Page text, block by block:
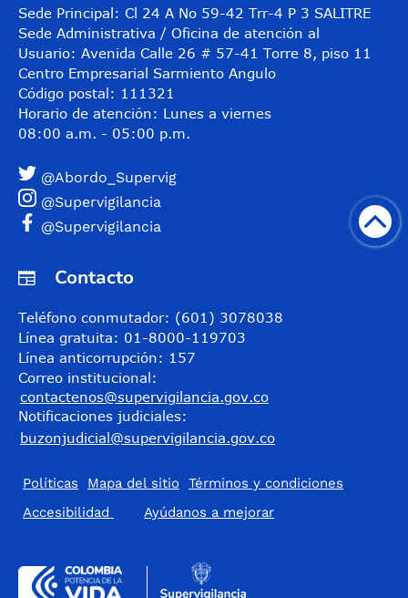
Sede Principal: Cl 24 A No 59-42 Trr-4 P 3 SALITRE
Sede Administrativa / Oficina de atención al
Usuario: Avenida Calle 26 # 57-41 Torre 8, piso 11
Centro Empresarial Sarmiento Angulo
Código postal: 111321
Horario de atención: Lunes a viernes
08:00 a.m. - 05:00 p.m.
@Abordo_Supervig
@Supervigilancia
@Supervigilancia
Contacto
Teléfono conmutador: (601) 3078038
Línea gratuita: 01-8000-119703
Línea anticorrupción: 157
Correo institucional:
contactenos@supervigilancia.gov.co
Notificaciones judiciales:
buzonjudicial@supervigilancia.gov.co
Políticas Mapa del sitio
Términos y condiciones
Accesibilidad
​Ayúdanos a mejorar